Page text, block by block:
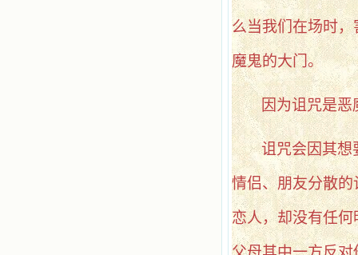
么当我们在场时
魔鬼的大门。
因为诅咒是恶
诅咒会因其想
情侣、朋友分散
恋人，却没有任